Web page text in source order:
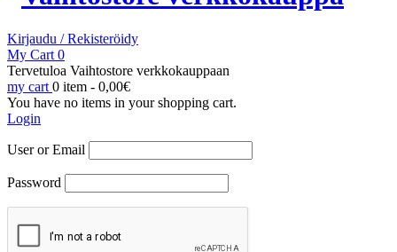
Kirjaudu / Rekisteröidy
My Cart 0
Tervetuloa Vaihtostore verkkokauppaan
my cart 0 item - 0,00€
You have no items in your shopping cart.
Login
User or Email
Password